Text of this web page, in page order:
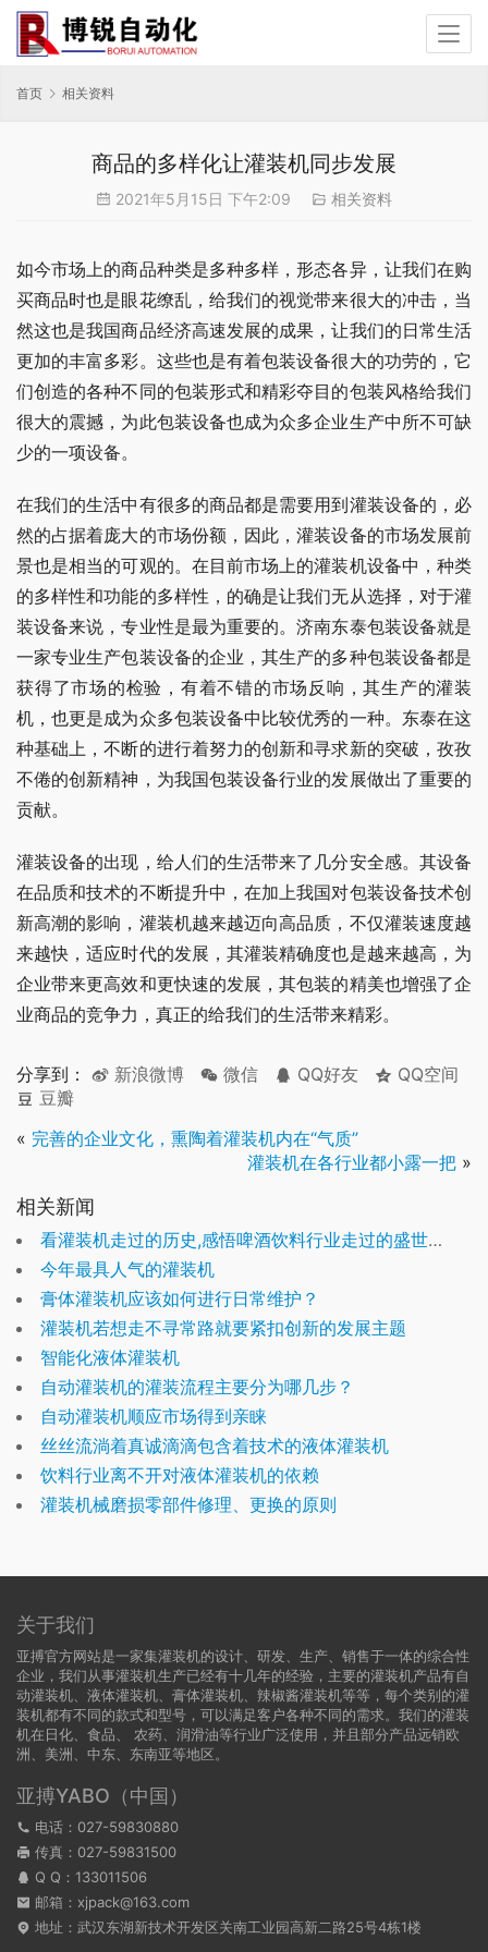
首页 相关资料
商品的多样化让灌装机同步发展
2021年5月15日 下午2:09 相关资料
如今市场上的商品种类是多种多样，形态各异，让我们在购
买商品时也是眼花缭乱，给我们的视觉带来很大的冲击，当
然这也是我国商品经济高速发展的成果，让我们的日常生活
更加的丰富多彩。这些也是有着包装设备很大的功劳的，它
们创造的各种不同的包装形式和精彩夺目的包装风格给我们
很大的震撼，为此包装设备也成为众多企业生产中所不可缺
少的一项设备。
在我们的生活中有很多的商品都是需要用到灌装设备的，必
然的占据着庞大的市场份额，因此，灌装设备的市场发展前
景也是相当的可观的。在目前市场上的灌装机设备中，种类
的多样性和功能的多样性，的确是让我们无从选择，对于灌
装设备来说，专业性是最为重要的。济南东泰包装设备就是
一家专业生产包装设备的企业，其生产的多种包装设备都是
获得了市场的检验，有着不错的市场反响，其生产的灌装
机，也更是成为众多包装设备中比较优秀的一种。东泰在这
种基础上，不断的进行着努力的创新和寻求新的突破，孜孜
不倦的创新精神，为我国包装设备行业的发展做出了重要的
贡献。
灌装设备的出现，给人们的生活带来了几分安全感。其设备
在品质和技术的不断提升中，在加上我国对包装设备技术创
新高潮的影响，灌装机越来越迈向高品质，不仅灌装速度越
来越快，适应时代的发展，其灌装精确度也是越来越高，为
企业带来更高效和更快速的发展，其包装的精美也增强了企
业商品的竞争力，真正的给我们的生活带来精彩。
分享到： 新浪微博 微信 QQ好友
QQ空间
豆瓣
« 完善的企业文化，熏陶着灌装机内在“气质”
灌装机在各行业都小露一把 »
相关新闻
看灌装机走过的历史,感悟啤酒饮料行业走过的盛世浮华
今年最具人气的灌装机
膏体灌装机应该如何进行日常维护？
灌装机若想走不寻常路就要紧扣创新的发展主题
智能化液体灌装机
自动灌装机的灌装流程主要分为哪几步？
自动灌装机顺应市场得到亲睐
丝丝流淌着真诚滴滴包含着技术的液体灌装机
饮料行业离不开对液体灌装机的依赖
灌装机械磨损零部件修理、更换的原则
关于我们
亚搏官方网站是一家集灌装机的设计、研发、生产、销售于一体的综合性
企业，我们从事灌装机生产已经有十几年的经验，主要的灌装机产品有自
动灌装机、液体灌装机、膏体灌装机、辣椒酱灌装机等等，每个类别的灌
装机都有不同的款式和型号，可以满足客户各种不同的需求。我们的灌装
机在日化、食品、 农药、润滑油等行业广泛使用，并且部分产品远销欧
洲、美洲、中东、东南亚等地区。
亚搏YABO（中国）
电话：027-59830880
传真：027-59831500
Q Q： 133011506
邮箱：xjpack@163.com
地址：武汉东湖新技术开发区关南工业园高新二路25号4栋1楼